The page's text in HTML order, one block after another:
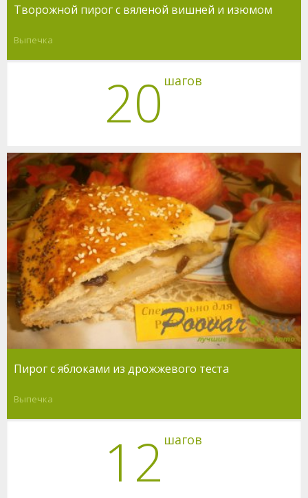
Творожной пирог с вяленой вишней и изюмом
Выпечка
20 шагов
Пирог с яблоками из дрожжевого теста
Выпечка
12 шагов